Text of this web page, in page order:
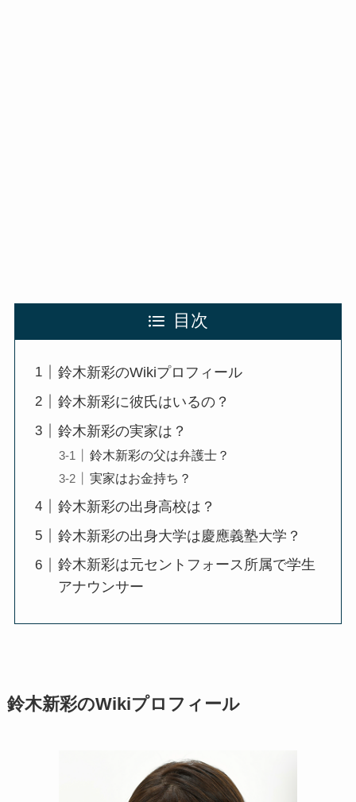
目次
鈴木新彩のWikiプロフィール
鈴木新彩に彼氏はいるの？
鈴木新彩の実家は？
鈴木新彩の父は弁護士？
実家はお金持ち？
鈴木新彩の出身高校は？
鈴木新彩の出身大学は慶應義塾大学？
鈴木新彩は元セントフォース所属で学生
アナウンサー
鈴木新彩のWikiプロフィール